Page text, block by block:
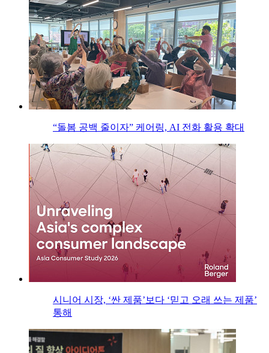
“돌봄 공백 줄이자” 케어링, AI 전화 활용 확대
시니어 시장, ‘싼 제품’보다 ‘믿고 오래 쓰는 제품’
통해